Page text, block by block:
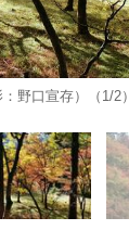
野口宣存）（1/2）